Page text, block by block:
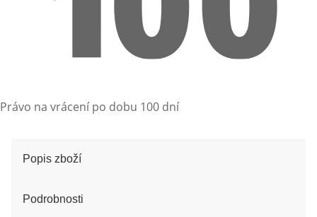
Právo na vrácení po dobu 100 dní
Popis zboží
Podrobnosti